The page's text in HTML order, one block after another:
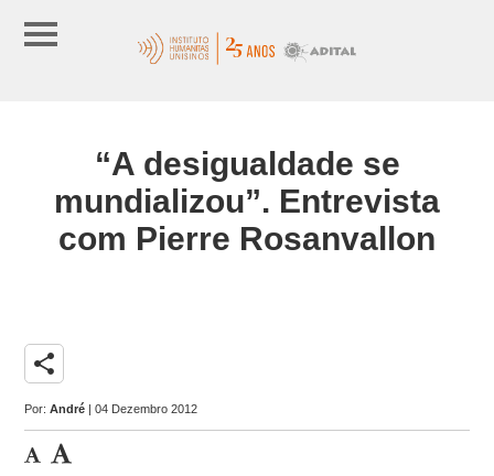
“A desigualdade se
mundializou”. Entrevista
com Pierre Rosanvallon
share
Por:André | 04 Dezembro 2012